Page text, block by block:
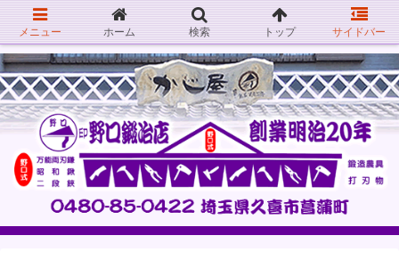
メニュー ホーム 検索 トップ サイドバー